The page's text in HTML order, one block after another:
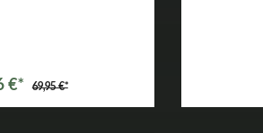
€* 69,95 €*